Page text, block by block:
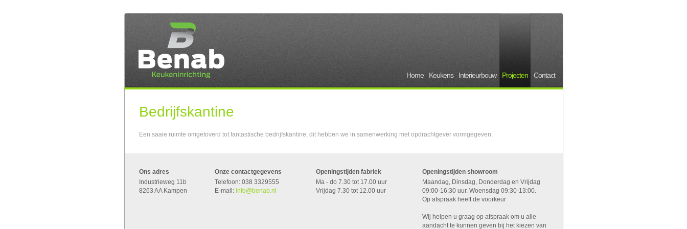
Home Keukens Interieurbouw Projecten Contact
Bedrijfskantine
Een saaie ruimte omgetoverd tot fantastische bedrijfskantine, dit hebben we in samenwerking met opdrachtgever vormgegeven.
Ons adres
Industrieweg 11b
8263 AA Kampen
Onze contactgegevens
Telefoon: 038 3329555
E-mail: info@benab.nl
Openingstijden fabriek
Ma - do 7.30 tot 17.00 uur
Vrijdag 7.30 tot 12.00 uur
Openingstijden showroom
Maandag, Dinsdag, Donderdag en Vrijdag
09:00-16:30 uur. Woensdag 09:30-13:00.
Op afspraak heeft de voorkeur
Wij helpen u graag op afspraak om u alle
aandacht te kunnen geven bij het kiezen van